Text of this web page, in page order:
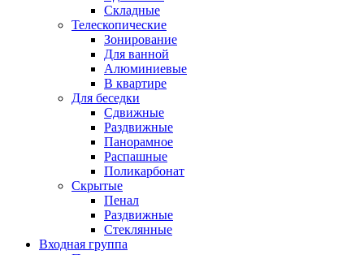
Складные
Телескопические
Зонирование
Для ванной
Алюминиевые
В квартире
Для беседки
Сдвижные
Раздвижные
Панорамное
Распашные
Поликарбонат
Скрытые
Пенал
Раздвижные
Стеклянные
Входная группа